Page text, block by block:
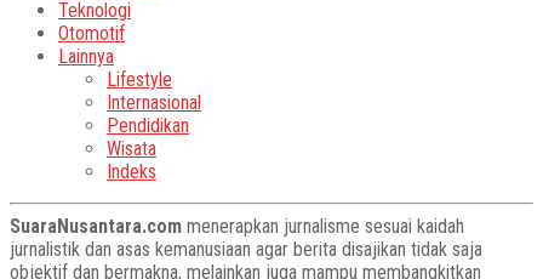
Teknologi
Otomotif
Lainnya
Lifestyle
Internasional
Pendidikan
Wisata
Indeks
SuaraNusantara.com menerapkan jurnalisme sesuai kaidah
jurnalistik dan asas kemanusiaan agar berita disajikan tidak saja
objektif dan bermakna, melainkan juga mampu membangkitkan